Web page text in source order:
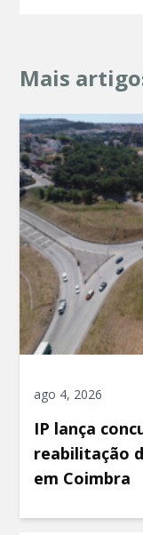
Mais
ago 4, 2026
IP lança
reabilitação
em Coimbra